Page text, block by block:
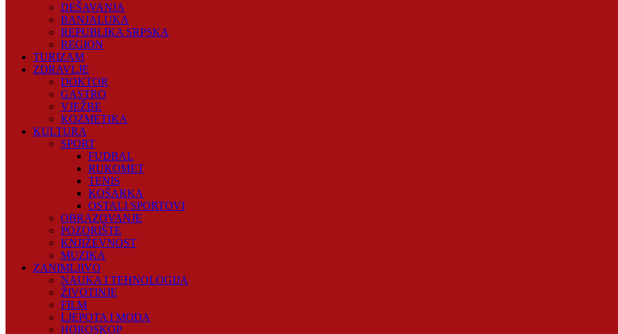
DEŠAVANJA
BANJALUKA
REPUBLIKA SRPSKA
REGION
TURIZAM
ZDRAVLJE
DOKTOR
GASTRO
VJEŽBE
KOZMETIKA
KULTURA
SPORT
FUDBAL
RUKOMET
TENIS
KOŠARKA
OSTALI SPORTOVI
OBRAZOVANJE
POZORIŠTE
KNJIŽEVNOST
MUZIKA
ZANIMLJIVO
NAUKA I TEHNOLOGIJA
ŽIVOTINJE
FILM
LJEPOTA I MODA
HOROSKOP